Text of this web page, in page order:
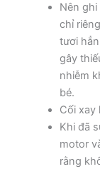
Nên
chỉ
tươi
gây
nhiễm
bé.
Cối xay
Khi đã
motor
rằng